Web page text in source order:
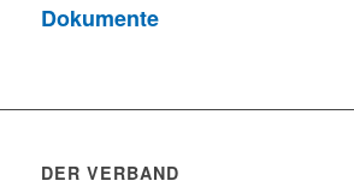
Dokumente
DER VERBAND